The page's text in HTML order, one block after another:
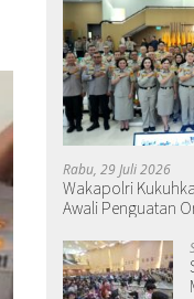
Rabu, 29 Juli 2026
Wakapolri
Awali Penguatan